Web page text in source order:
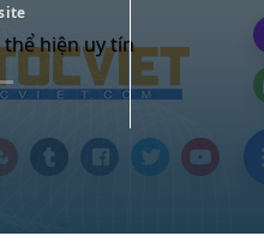
hiện uy tín